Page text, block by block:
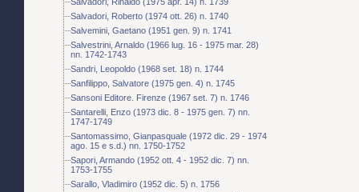
Salvadori, Roberto (1974 ott. 26) n. 1740
Salvemini, Gaetano (1951 gen. 9) n. 1741
Salvestrini, Arnaldo (1966 lug. 16 - 1975 mar. 28)
nn. 1742-1743
Sandri, Leopoldo (1968 set. 18) n. 1744
Sanfilippo, Salvatore (1975 gen. 4) n. 1745
Sansoni Editore. Firenze (1967 set. 7) n. 1746
Santarelli, Enzo (1973 dic. 8 - 1975 gen. 7) nn.
1747-1749
Santomassimo, Gianpasquale (1972 dic. 29 - 1974
ago. 15 e s.d.) nn. 1750-1752
Sapori, Armando (1952 ott. 4 - 1952 dic. 7) nn.
1753-1755
Sarallo, Vladimiro (1952 dic. 5) n. 1756